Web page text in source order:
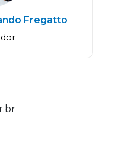
Fregatto